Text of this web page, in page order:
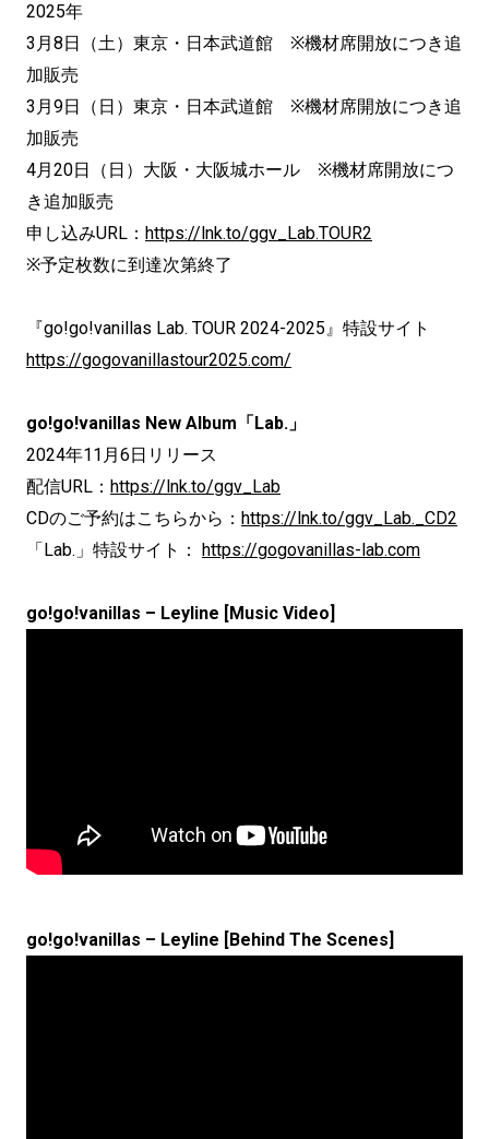
2025年
3月8日（土）東京・日本武道館 ※機材席開放につき追
加販売
3月9日（日）東京・日本武道館 ※機材席開放につき追
加販売
4月20日（日）大阪・大阪城ホール ※機材席開放につ
き追加販売
申し込みURL： https://lnk.to/ggv_Lab.TOUR2
※予定枚数に到達次第終了
『go!go!vanillas Lab. TOUR 2024-2025』特設サイト
https://gogovanillastour2025.com/
go!go!vanillas New Album「Lab.」
2024年11月6日リリース
配信URL： https://lnk.to/ggv_Lab
CDのご予約はこちらから： https://lnk.to/ggv_Lab._CD2
「Lab.」特設サイト：
https://gogovanillas-lab.com
go!go!vanillas – Leyline [Music Video]
go!go!vanillas – Leyline [Behind The Scenes]